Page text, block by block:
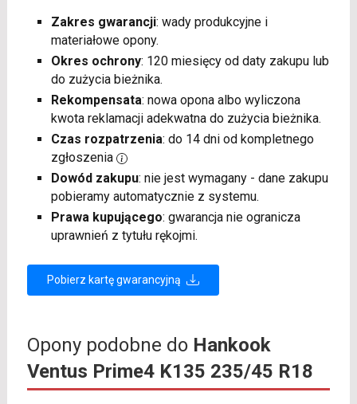
Zakres gwarancji: wady produkcyjne i
materiałowe opony.
Okres ochrony: 120 miesięcy od daty zakupu lub
do zużycia bieżnika.
Rekompensata: nowa opona albo wyliczona
kwota reklamacji adekwatna do zużycia bieżnika.
Czas rozpatrzenia: do 14 dni od kompletnego
zgłoszenia
Dowód zakupu: nie jest wymagany - dane zakupu
pobieramy automatycznie z systemu.
Prawa kupującego: gwarancja nie ogranicza
uprawnień z tytułu rękojmi.
Pobierz kartę gwarancyjną
Opony podobne do Hankook
Ventus Prime4 K135 235/45 R18